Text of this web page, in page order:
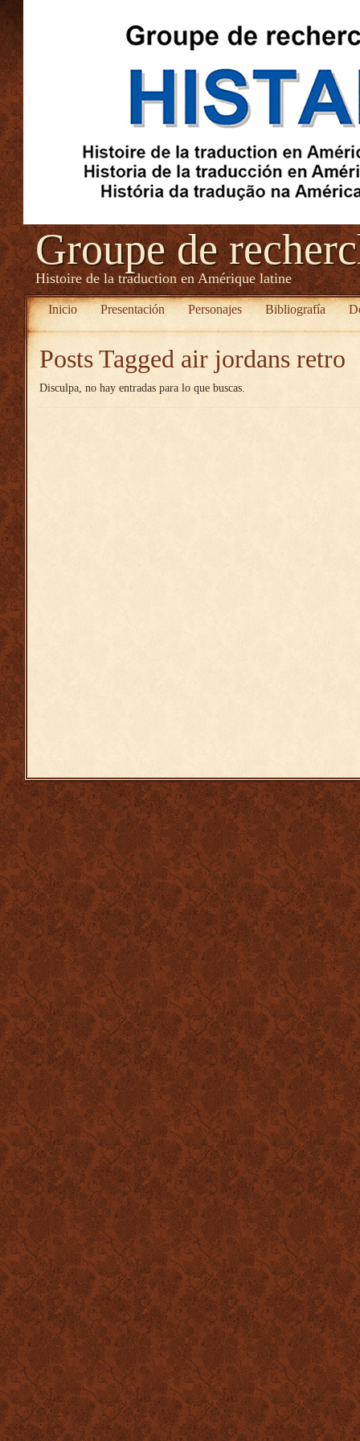
Groupe de
Histoire de la traduction en Amérique latine
Inicio Presentación Personajes Bibliografía
Posts Tagged air jordans retro
Disculpa, no hay entradas para lo que buscas.